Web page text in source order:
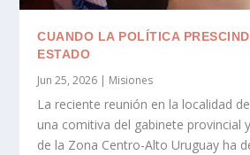
CUANDO LA POLÍTICA
ESTADO
Jun 25, 2026 | Misiones
La reciente reunión en la localidad
una comitiva del gabinete provincial
de la Zona Centro-Alto Uruguay ha